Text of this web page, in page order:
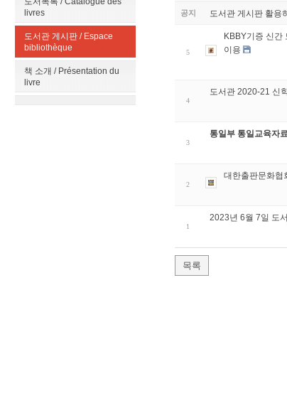
livres
도서관 게시판 / Espace
bibliothèque
책 소개 / Présentation du
livre
공지 도서관 게시판 활용
5
KBBY기증 신간
이용
4
도서관 2020-21 신
3
통일부 통일교육자
2
대한출판문화협
1
2023년 6월 7일 도
목록